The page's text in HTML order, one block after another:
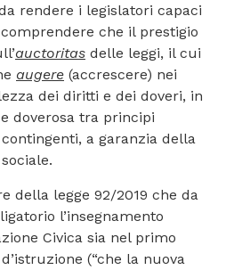
rendere i legislatori capaci
che il prestigio
auctoritas delle leggi, il cui
augere (accrescere) nei
dei diritti e dei doveri, in
doverosa tra principi
a garanzia della
della legge 92/2019 che da
l’insegnamento
Civica sia nel primo
(“che la nuova